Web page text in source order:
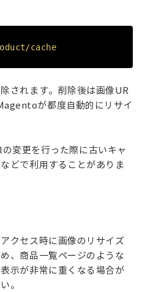
cache
されます。 削除後は画像UR
が都度自動的にリサイ
変更を行った際に古いキャ
どで利用することがありま
クセス時に画像のリサイズ
、商品一覧ページのような
示が非常に重くなる場合が
。